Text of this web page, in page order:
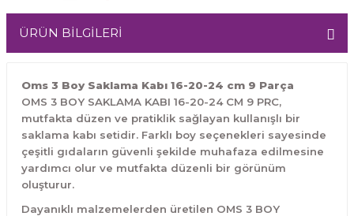
ÜRÜN BİLGİLERİ
Oms 3 Boy Saklama Kabı 16-20-24 cm 9 Parça
OMS 3 BOY SAKLAMA KABI 16-20-24 CM 9 PRC,
mutfakta düzen ve pratiklik sağlayan kullanışlı bir
saklama kabı setidir. Farklı boy seçenekleri sayesinde
çeşitli gıdaların güvenli şekilde muhafaza edilmesine
yardımcı olur ve mutfakta düzenli bir görünüm
oluşturur.
Dayanıklı malzemelerden üretilen OMS 3 BOY